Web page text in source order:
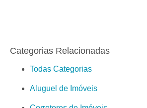
Categorias Relacionadas
Todas Categorias
Aluguel de Imóveis